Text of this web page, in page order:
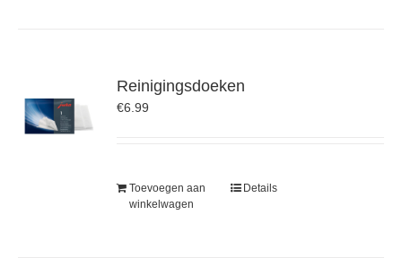
Reinigingsdoeken
€6.99
Toevoegen aan
winkelwagen
Details